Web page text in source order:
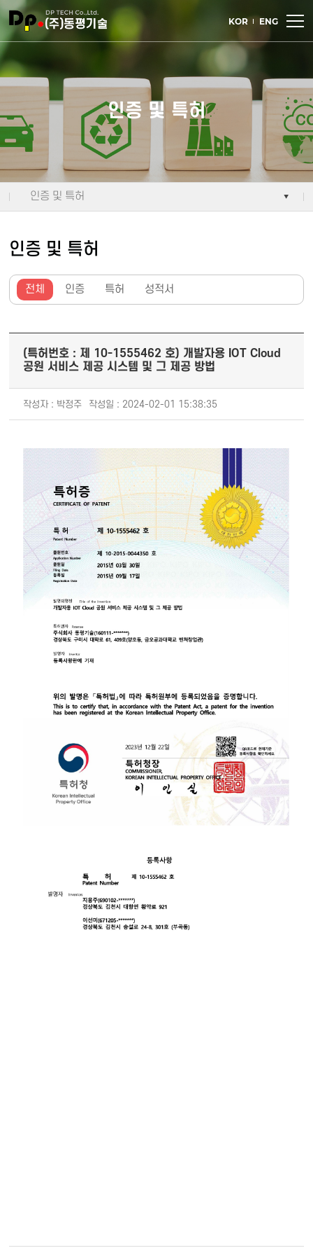
주메뉴 바로가기
컨텐츠 바로가기
KOR ENG
인증 및 특허
인증 및 특허
인증 및 특허
전체 인증 특허 성적서
(특허번호 : 제 10-1555462 호) 개발자용 IOT Cloud
공원 서비스 제공 시스템 및 그 제공 방법
작성자 : 박정주 작성일 : 2024-02-01 15:38:35